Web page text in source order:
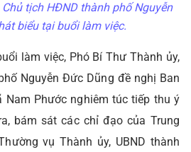
tịch HĐND thành phố Nguyễn
biểu tại buổi làm việc.
làm việc, Phó Bí Thư Thành ủy,
Nguyễn Đức Dũng đề nghị Ban
Phước nghiêm túc tiếp thu ý
bám sát các chỉ đạo của Trung
vụ Thành ủy, UBND thành